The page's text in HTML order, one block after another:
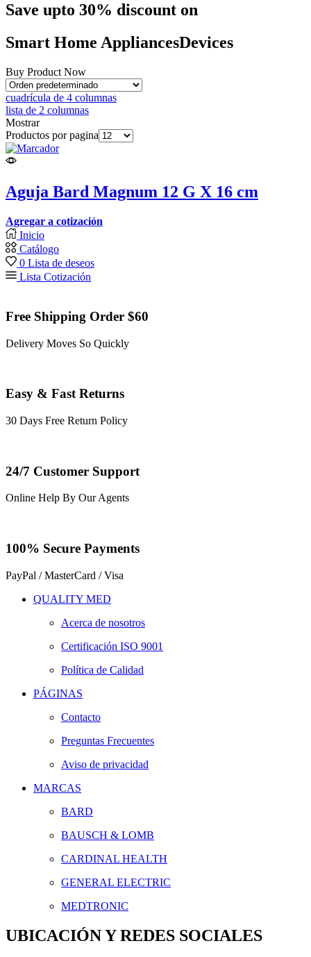
Save upto 30% discount on
Smart Home AppliancesDevices
Buy Product Now
cuadrícula de 4 columnas
lista de 2 columnas
Mostrar
Productos por pagina
Aguja Bard Magnum 12 G X 16 cm
Agregar a cotización
Inicio
Catálogo
0 Lista de deseos
Lista Cotización
Free Shipping Order $60
Delivery Moves So Quickly
Easy & Fast Returns
30 Days Free Return Policy
24/7 Customer Support
Online Help By Our Agents
100% Secure Payments
PayPal / MasterCard / Visa
QUALITY MED
Acerca de nosotros
Certificación ISO 9001
Política de Calidad
PÁGINAS
Contacto
Preguntas Frecuentes
Aviso de privacidad
MARCAS
BARD
BAUSCH & LOMB
CARDINAL HEALTH
GENERAL ELECTRIC
MEDTRONIC
UBICACIÓN Y REDES SOCIALES